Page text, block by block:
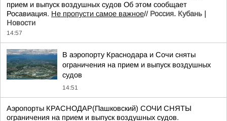
прием и выпуск воздушных судов Об этом сообщает
Росавиация. Не пропусти самое важное// Россия. Кубань |
Новости
14:57
В аэропорту Краснодара и Сочи сняты
ограничения на прием и выпуск воздушных
судов
14:51
Аэропорты КРАСНОДАР(Пашковский) СОЧИ СНЯТЫ
ограничения на прием и выпуск воздушных судов.